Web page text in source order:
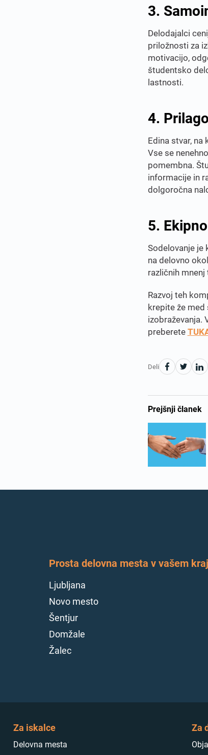
3.
Delodajalci
priložnosti za
motivacijo,
študentsko
lastnosti.
4.
Edina stvar,
Vse se
pomembna.
informacije in
dolgoročna
5.
Sodelovanje je
na delovno
različnih
Razvoj teh
krepite že
izobraževanja.
preberete
Deli
Prejšnji članek
Prosta delovna mesta v vašem
Ljubljana
Novo mesto
Šentjur
Domžale
Žalec
Za iskalce
Delovna mesta
Za